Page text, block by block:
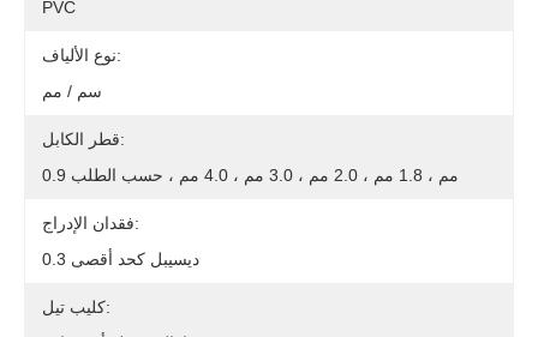
PVC
نوع الألياف:
سم / مم
قطر الكابل:
0.9 مم ، 1.8 مم ، 2.0 مم ، 3.0 مم ، 4.0 مم ، حسب الطلب
فقدان الإدراج:
0.3 ديسيبل كحد أقصى
كليب تيل: